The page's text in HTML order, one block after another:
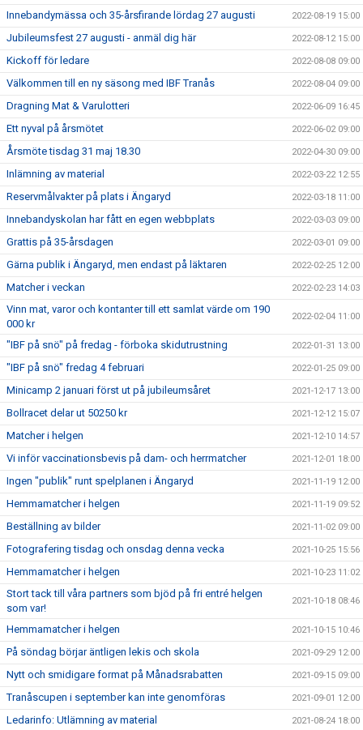
Innebandymässa och 35-årsfirande lördag 27 augusti 2022-08-19 15:00
Jubileumsfest 27 augusti - anmäl dig här 2022-08-12 15:00
Kickoff för ledare 2022-08-08 09:00
Välkommen till en ny säsong med IBF Tranås 2022-08-04 09:00
Dragning Mat & Varulotteri 2022-06-09 16:45
Ett nyval på årsmötet 2022-06-02 09:00
Årsmöte tisdag 31 maj 18.30 2022-04-30 09:00
Inlämning av material 2022-03-22 12:55
Reservmålvakter på plats i Ängaryd 2022-03-18 11:00
Innebandyskolan har fått en egen webbplats 2022-03-03 09:00
Grattis på 35-årsdagen 2022-03-01 09:00
Gärna publik i Ängaryd, men endast på läktaren 2022-02-25 12:00
Matcher i veckan 2022-02-23 14:03
Vinn mat, varor och kontanter till ett samlat värde om 190
000 kr
2022-02-04 11:00
"IBF på snö" på fredag - förboka skidutrustning 2022-01-31 13:00
"IBF på snö" fredag 4 februari 2022-01-25 09:00
Minicamp 2 januari först ut på jubileumsåret 2021-12-17 13:00
Bollracet delar ut 50250 kr 2021-12-12 15:07
Matcher i helgen 2021-12-10 14:57
Vi inför vaccinationsbevis på dam- och herrmatcher 2021-12-01 18:00
Ingen "publik" runt spelplanen i Ängaryd 2021-11-19 12:00
Hemmamatcher i helgen 2021-11-19 09:52
Beställning av bilder 2021-11-02 09:00
Fotografering tisdag och onsdag denna vecka 2021-10-25 15:56
Hemmamatcher i helgen 2021-10-23 11:02
Stort tack till våra partners som bjöd på fri entré helgen
som var!
2021-10-18 08:46
Hemmamatcher i helgen 2021-10-15 10:46
På söndag börjar äntligen lekis och skola 2021-09-29 12:00
Nytt och smidigare format på Månadsrabatten 2021-09-15 09:00
Tranåscupen i september kan inte genomföras 2021-09-01 12:00
Ledarinfo: Utlämning av material 2021-08-24 18:00